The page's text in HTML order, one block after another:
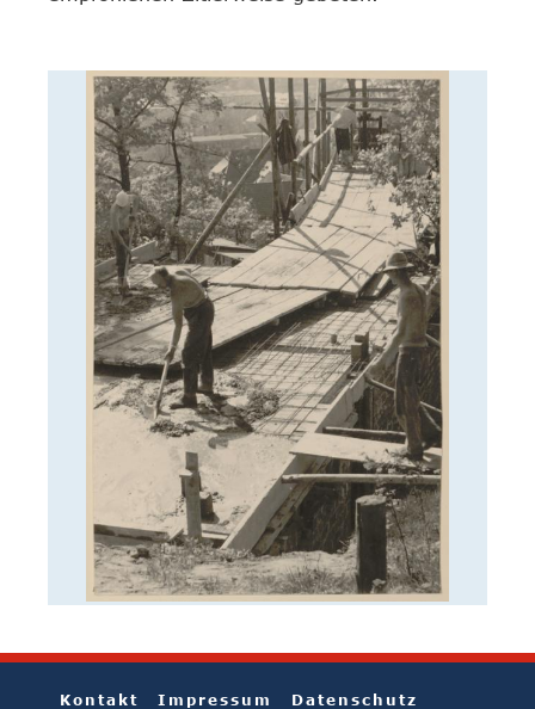
Kontakt Impressum
Datenschutz